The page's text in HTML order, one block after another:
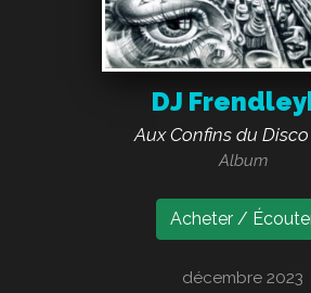
DJ
Aux Confins du
Album
Acheter /
décembre 2023